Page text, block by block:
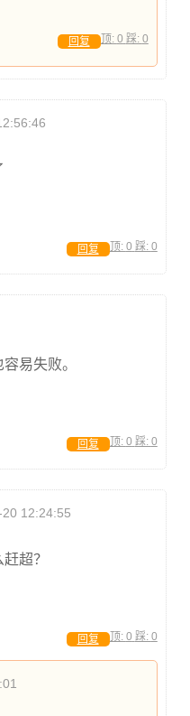
顶: 0 踩: 0
回复
顶: 0 踩: 0
回复
易失败。
顶: 0 踩: 0
回复
12:24:55
超？
顶: 0 踩: 0
回复